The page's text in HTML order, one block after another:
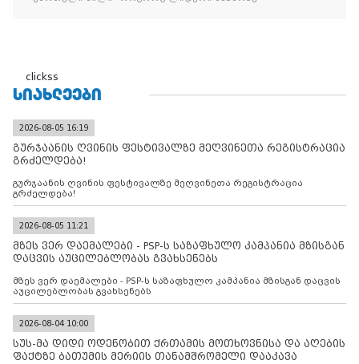
clickss
ᲡᲘᲐᲮᲚᲔᲔᲑᲘ
2026-08-05 16:19
გურჯაანის ღვინის ფესტივალზე მეღვინეთა რეგისტრაცია
გრძელდება!
გურჯაანის ღვინის ფესტივალზე მეღვინეთა რეგისტრაცია
გრძელდება!
2026-08-05 11:21
მზეს ვერ დაემალები - PSP-ს საზაფხულო კამპანია მზისგან
დაცვის აუცილებლობას გვახსენებს
მზეს ვერ დაემალები - PSP-ს საზაფხულო კამპანია მზისგან დაცვის
აუცილებლობას გვახსენებს
2026-08-04 10:00
სუს-მა დიდი ოდენობით ქრთამის მოთხოვნისა და აღების
ფაქტზე ბათუმის მერიის თანამშრომელი დააკავა